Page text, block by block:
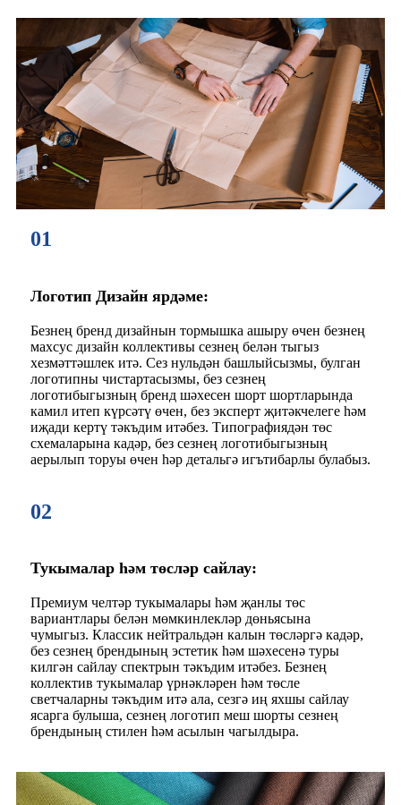
01
Логотип Дизайн ярдәме:
Безнең бренд дизайнын тормышка ашыру өчен безнең
махсус дизайн коллективы сезнең белән тыгыз
хезмәттәшлек итә. Сез нульдән башлыйсызмы, булган
логотипны чистартасызмы, без сезнең
логотибыгызның бренд шәхесен шорт шортларында
камил итеп күрсәтү өчен, без эксперт җитәкчелеге һәм
иҗади кертү тәкъдим итәбез. Типографиядән төс
схемаларына кадәр, без сезнең логотибыгызның
аерылып торуы өчен һәр детальгә игътибарлы булабыз.
02
Тукымалар һәм төсләр сайлау:
Премиум челтәр тукымалары һәм җанлы төс
вариантлары белән мөмкинлекләр дөньясына
чумыгыз. Классик нейтральдән калын төсләргә кадәр,
без сезнең брендының эстетик һәм шәхесенә туры
килгән сайлау спектрын тәкъдим итәбез. Безнең
коллектив тукымалар үрнәкләрен һәм төсле
светчаларны тәкъдим итә ала, сезгә иң яхшы сайлау
ясарга булыша, сезнең логотип меш шорты сезнең
брендының стилен һәм асылын чагылдыра.